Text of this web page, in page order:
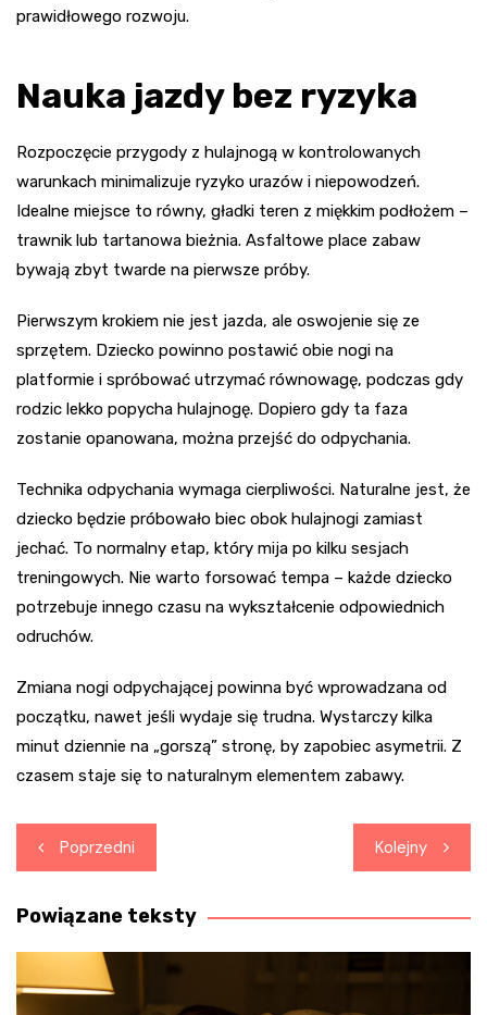
prawidłowego rozwoju.
Nauka jazdy bez ryzyka
Rozpoczęcie przygody z hulajnogą w kontrolowanych
warunkach minimalizuje ryzyko urazów i niepowodzeń.
Idealne miejsce to równy, gładki teren z miękkim podłożem –
trawnik lub tartanowa bieżnia. Asfaltowe place zabaw
bywają zbyt twarde na pierwsze próby.
Pierwszym krokiem nie jest jazda, ale oswojenie się ze
sprzętem. Dziecko powinno postawić obie nogi na
platformie i spróbować utrzymać równowagę, podczas gdy
rodzic lekko popycha hulajnogę. Dopiero gdy ta faza
zostanie opanowana, można przejść do odpychania.
Technika odpychania wymaga cierpliwości. Naturalne jest, że
dziecko będzie próbowało biec obok hulajnogi zamiast
jechać. To normalny etap, który mija po kilku sesjach
treningowych. Nie warto forsować tempa – każde dziecko
potrzebuje innego czasu na wykształcenie odpowiednich
odruchów.
Zmiana nogi odpychającej powinna być wprowadzana od
początku, nawet jeśli wydaje się trudna. Wystarczy kilka
minut dziennie na „gorszą” stronę, by zapobiec asymetrii. Z
czasem staje się to naturalnym elementem zabawy.
Nawigacja
wpisu
Poprzedni Kolejny
Powiązane teksty